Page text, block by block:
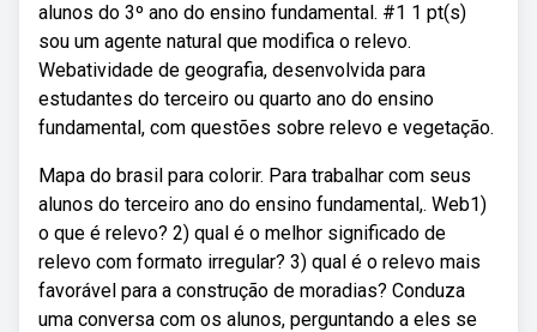
alunos do 3º ano do ensino fundamental. #1 1 pt(s)
sou um agente natural que modifica o relevo.
Webatividade de geografia, desenvolvida para
estudantes do terceiro ou quarto ano do ensino
fundamental, com questões sobre relevo e vegetação.
Mapa do brasil para colorir. Para trabalhar com seus
alunos do terceiro ano do ensino fundamental,. Web1)
o que é relevo? 2) qual é o melhor significado de
relevo com formato irregular? 3) qual é o relevo mais
favorável para a construção de moradias? Conduza
uma conversa com os alunos, perguntando a eles se